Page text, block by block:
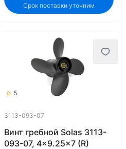
Срок поставки уточним
5
3113-093-07
Винт гребной Solas 3113-
093-07, 4x9.25x7 (R)